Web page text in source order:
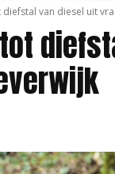
van diesel uit